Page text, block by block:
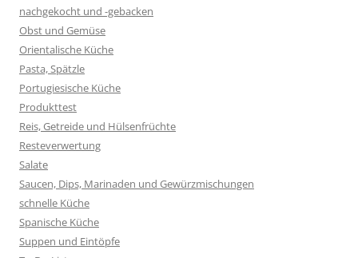
nachgekocht und -gebacken
Obst und Gemüse
Orientalische Küche
Pasta, Spätzle
Portugiesische Küche
Produkttest
Reis, Getreide und Hülsenfrüchte
Resteverwertung
Salate
Saucen, Dips, Marinaden und Gewürzmischungen
schnelle Küche
Spanische Küche
Suppen und Eintöpfe